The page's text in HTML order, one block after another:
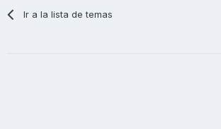
Ir a la lista de temas